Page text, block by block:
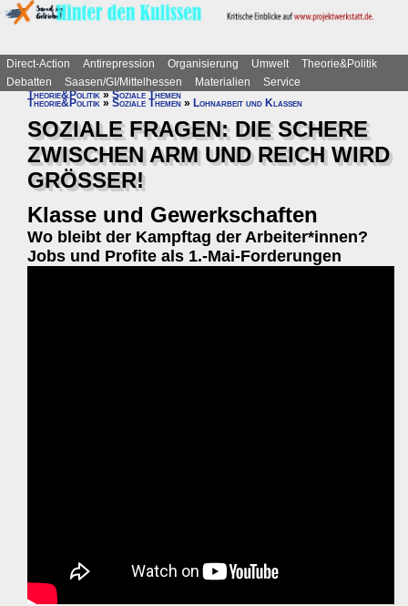
Direct-Action Antirepression Organisierung Umwelt
Theorie&Politik
Debatten
Saasen/GI/Mittelhessen Materialien
Service
Theorie&Politik»Soziale Themen
Theorie&Politik » Soziale Themen » Lohnarbeit und Klassen
SOZIALE FRAGEN: DIE SCHERE
ZWISCHEN ARM UND REICH WIRD
GRÖSSER!
Klasse und Gewerkschaften
Wo bleibt der Kampftag der Arbeiter*innen?
Jobs und Profite als 1.-Mai-Forderungen